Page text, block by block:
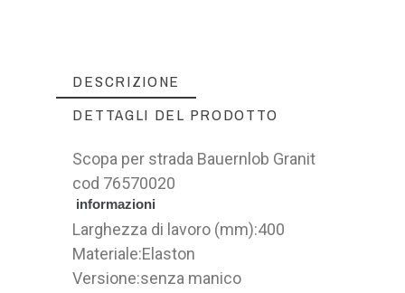
DESCRIZIONE
DETTAGLI DEL PRODOTTO
Scopa per strada Bauernlob Granit
cod 76570020
informazioni
Larghezza di lavoro (mm):400
Materiale:Elaston
Versione:senza manico